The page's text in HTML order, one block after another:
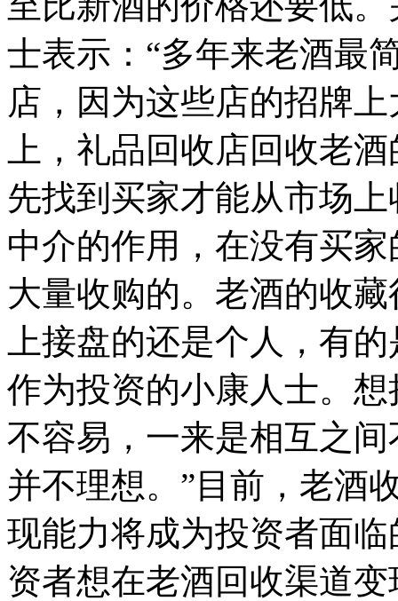
士表示：“多年来老酒最
店，因为这些店的招牌
上，礼品回收店回收老
先找到买家才能从市场
中介的作用，在没有买
大量收购的。老酒的收
上接盘的还是个人，有
作为投资的小康人士。
不容易，一来是相互之
并不理想。”目前，老酒
现能力将成为投资者面
资者想在老酒回收渠道